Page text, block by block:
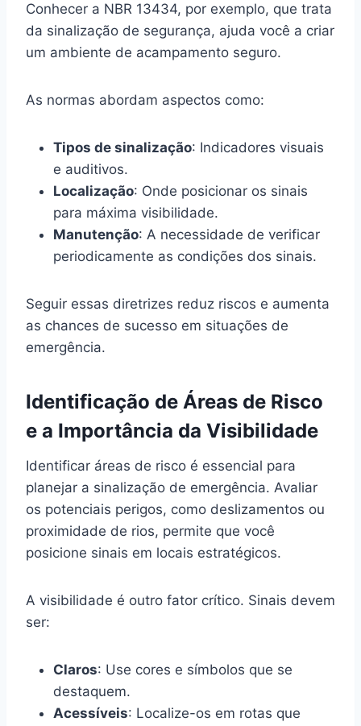
Conhecer a NBR 13434, por exemplo, que trata
da sinalização de segurança, ajuda você a criar
um ambiente de acampamento seguro.
As normas abordam aspectos como:
Tipos de sinalização: Indicadores visuais
e auditivos.
Localização: Onde posicionar os sinais
para máxima visibilidade.
Manutenção: A necessidade de verificar
periodicamente as condições dos sinais.
Seguir essas diretrizes reduz riscos e aumenta
as chances de sucesso em situações de
emergência.
Identificação de Áreas de Risco
e a Importância da Visibilidade
Identificar áreas de risco é essencial para
planejar a sinalização de emergência. Avaliar
os potenciais perigos, como deslizamentos ou
proximidade de rios, permite que você
posicione sinais em locais estratégicos.
A visibilidade é outro fator crítico. Sinais devem
ser:
Claros: Use cores e símbolos que se
destaquem.
Acessíveis: Localize-os em rotas que